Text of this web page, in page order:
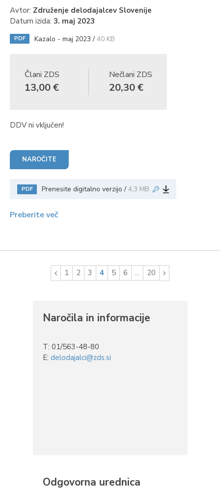
Avtor: Združenje delodajalcev Slovenije
Datum izida: 3. maj 2023
PDF Kazalo - maj 2023 / 40 KB
Člani ZDS
13,00 €
Nečlani ZDS
20,30 €
DDV ni vključen!
NAROČITE
PDF Prenesite digitalno verzijo / 4,3 MB
Preberite več
1 2 3 4 5 6 ... 20
Naročila in informacije
T: 01/563-48-80
E: delodajalci@zds.si
Odgovorna urednica